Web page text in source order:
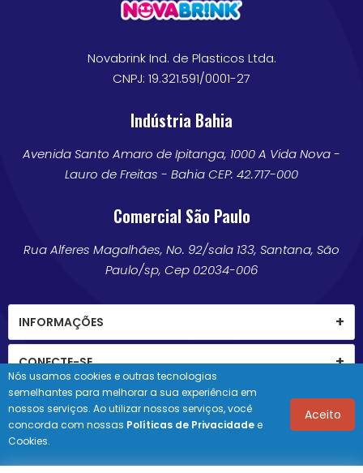
Novabrink Ind. de Plasticos Ltda.
CNPJ: 19.321.591/0001-27
Indústria Bahia
Avenida Santo Amaro de Ipitanga, 1000 A Vida Nova -
Lauro de Freitas - Bahia CEP: 42.717-000
Comercial São Paulo
Rua Alferes Magalhães, No. 92/sala 133, Santana, São
Paulo/sp, Cep 02034-006
INFORMAÇÕES
CONECTE-SE
© 2026 Novabrink. Direitos de cópia reservados.
Nós usamos cookies e outras tecnologias
semelhantes para melhorar a sua experiência em
nossos serviços. Ao utilizar nossos serviços, você
concorda com nossas Políticas de Privacidadee
Cookies.
Aceito